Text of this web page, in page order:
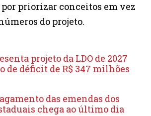
priorizar conceitos em vez
do projeto.
projeto da LDO de 2027
de déficit de R$ 347 milhões
das emendas dos
chega ao último dia